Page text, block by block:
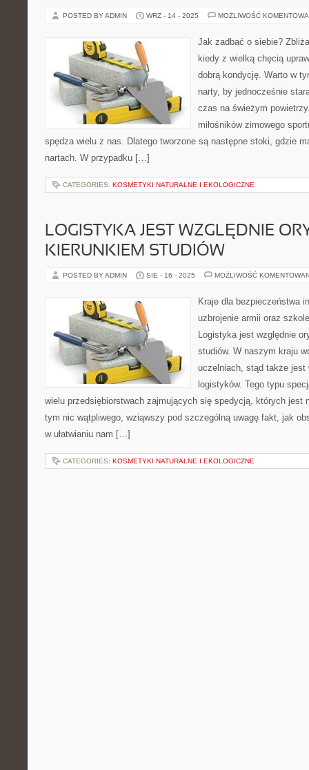
POSTED BY ADMIN WRZ - 14 - 2025 MOŻLIWOŚĆ
Jak zadbać o siebie?
kiedy z wielką chęcią
dobrą kondycję. Warto w
narty, by jednocześnie
czas na świeżym
miłośników zimowego
spędza wielu z nas. Dlatego tworzone są następne stoki, gdzie
nartach. W przypadku […]
CATEGORIES: KOSMETYKI NATURALNE I EKOLOGICZNE
LOGISTYKA JEST WZGLĘDNIE
KIERUNKIEM STUDIÓW
POSTED BY ADMIN SIE - 16 - 2025 MOŻLIWOŚĆ
Kraje dla bezpieczeństwa
uzbrojenie armii oraz
Logistyka jest względnie
studiów. W naszym kraju
uczelniach, stąd także jest
logistyków. Tego typu
wielu przedsiębiorstwach zajmujących się spedycją, których jest
tym nic wątpliwego, wziąwszy pod szczególną uwagę fakt, jak
w ułatwianiu nam […]
CATEGORIES: KOSMETYKI NATURALNE I EKOLOGICZNE